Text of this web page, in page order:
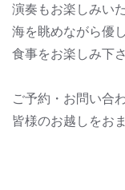
演奏もお楽しみい
海を眺めながら優
食事をお楽しみ下さ
ご予約・お問い合
皆様のお越しをお